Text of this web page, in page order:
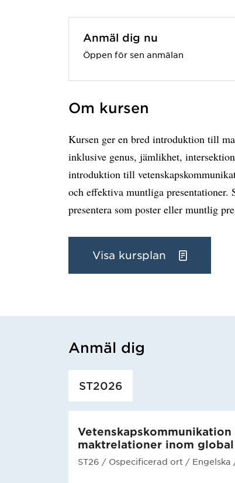
Anmäl dig nu
Öppen för sen anmälan
Om kursen
Kursen ger en bred introduktion till
inklusive genus, jämlikhet,
introduktion till
och effektiva muntliga presentationer.
presentera som poster eller muntlig
Visa kursplan
Anmäl dig
Har hämtat utbildning.
ST2026
Vetenskapskommunikation
maktrelationer inom global
ST26 / Ospecificerad ort / Engelska